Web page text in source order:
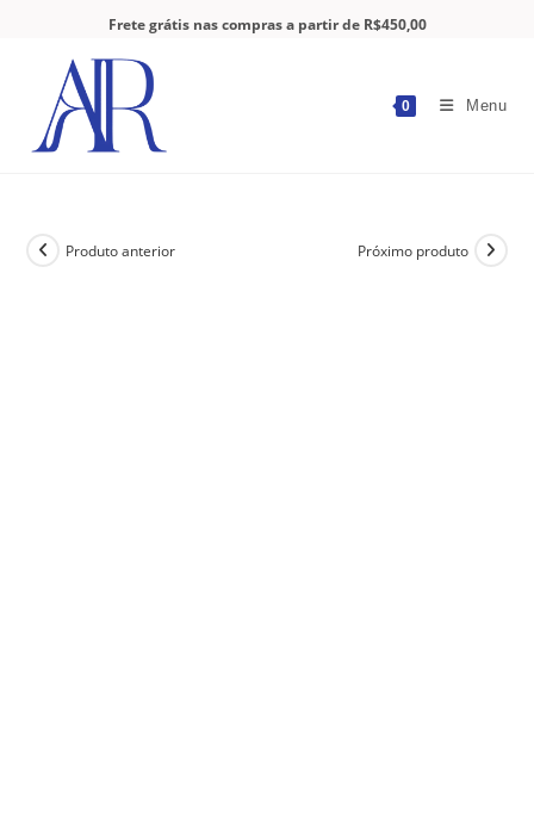
Frete grátis nas compras a partir de R$450,00
0 Menu
Produto anterior Próximo produto